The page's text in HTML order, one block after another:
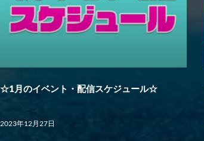
☆1月のイベント・配信スケジュール☆
2023年12月27日